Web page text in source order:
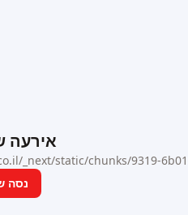
אירעה
_next/static/chunks/9319-
נסה